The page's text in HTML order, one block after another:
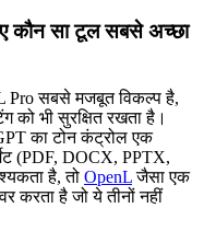
कौन सा टूल सबसे अच्छा
Pro सबसे मजबूत विकल्प है,
को भी सुरक्षित रखता है।
का टोन कंट्रोल एक
(PDF, DOCX, PPTX,
है, तो OpenLजैसा एक
करता है जो ये तीनों नहीं